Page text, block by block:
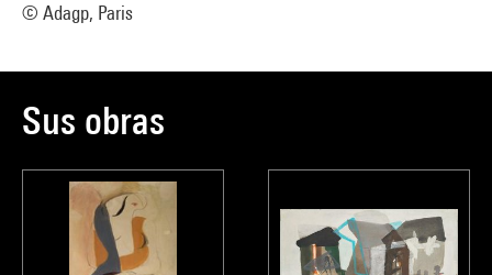
© Adagp, Paris
Sus obras